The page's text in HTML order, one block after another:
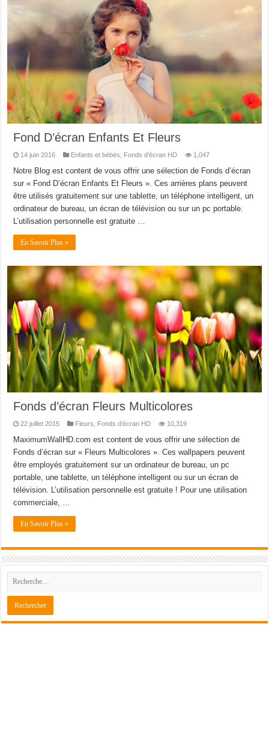
Fond D’écran Enfants Et Fleurs
14 juin 2016 Enfants et bébés Fonds d'écran HD 1,047
Notre Blog est content de vous offrir une sélection de Fonds d’écran
sur « Fond D’écran Enfants Et Fleurs ». Ces arrières plans peuvent
être utilisés gratuitement sur une tablette, un téléphone intelligent, un
ordinateur de bureau, un écran de télévision ou sur un pc portable.
L’utilisation personnelle est gratuite …
En Savoir Plus »
Fonds d’écran Fleurs Multicolores
22 juillet 2015 Fleurs Fonds d'écran HD 10,319
MaximumWallHD.com est content de vous offrir une sélection de
Fonds d’écran sur « Fleurs Multicolores ». Ces wallpapers peuvent
être employés gratuitement sur un ordinateur de bureau, un pc
portable, une tablette, un téléphone intelligent ou sur un écran de
télévision. L’utilisation personnelle est gratuite ! Pour une utilisation
commerciale, …
En Savoir Plus »